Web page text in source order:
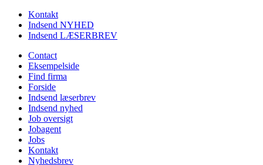
Kontakt
Indsend NYHED
Indsend LÆSERBREV
Contact
Eksempelside
Find firma
Forside
Indsend læserbrev
Indsend nyhed
Job oversigt
Jobagent
Jobs
Kontakt
Nyhedsbrev